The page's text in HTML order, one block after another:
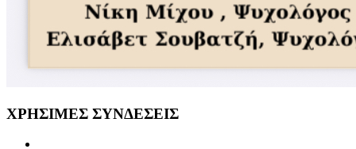
ΧΡΗΣΙΜΕΣ ΣΥΝΔΕΣΕΙΣ